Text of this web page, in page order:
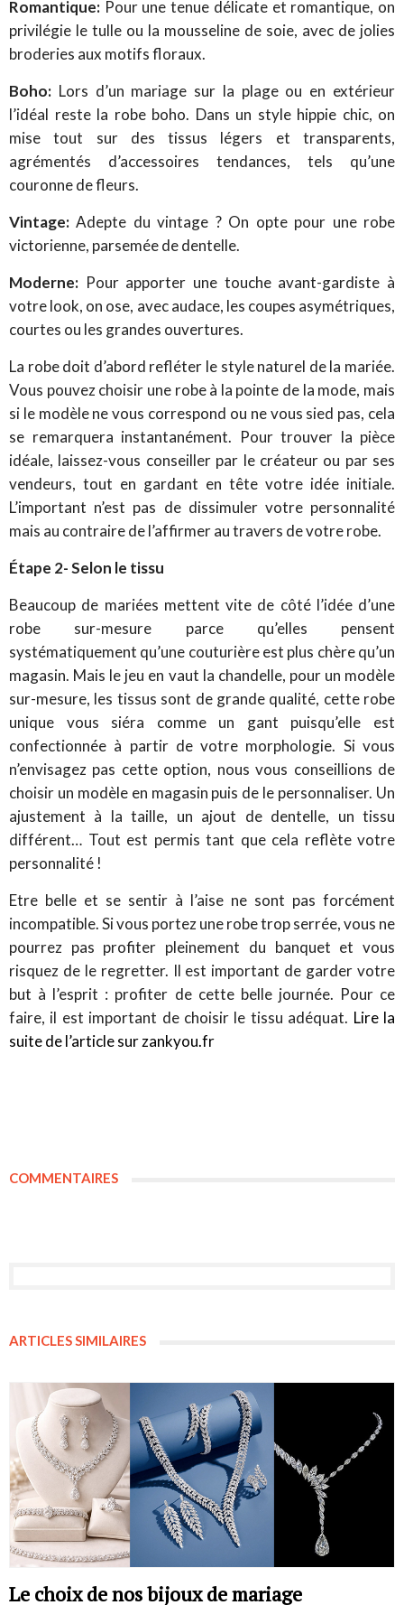
Romantique: Pour une tenue délicate et romantique, on
privilégie le tulle ou la mousseline de soie, avec de jolies
broderies aux motifs floraux.
Boho: Lors d’un mariage sur la plage ou en extérieur
l’idéal reste la robe boho. Dans un style hippie chic, on
mise tout sur des tissus légers et transparents,
agrémentés d’accessoires tendances, tels qu’une
couronne de fleurs.
Vintage: Adepte du vintage ? On opte pour une robe
victorienne, parsemée de dentelle.
Moderne: Pour apporter une touche avant-gardiste à
votre look, on ose, avec audace, les coupes asymétriques,
courtes ou les grandes ouvertures.
La robe doit d’abord refléter le style naturel de la mariée.
Vous pouvez choisir une robe à la pointe de la mode, mais
si le modèle ne vous correspond ou ne vous sied pas, cela
se remarquera instantanément. Pour trouver la pièce
idéale, laissez-vous conseiller par le créateur ou par ses
vendeurs, tout en gardant en tête votre idée initiale.
L’important n’est pas de dissimuler votre personnalité
mais au contraire de l’affirmer au travers de votre robe.
Étape 2- Selon le tissu
Beaucoup de mariées mettent vite de côté l’idée d’une
robe sur-mesure parce qu’elles pensent
systématiquement qu’une couturière est plus chère qu’un
magasin. Mais le jeu en vaut la chandelle, pour un modèle
sur-mesure, les tissus sont de grande qualité, cette robe
unique vous siéra comme un gant puisqu’elle est
confectionnée à partir de votre morphologie. Si vous
n’envisagez pas cette option, nous vous conseillions de
choisir un modèle en magasin puis de le personnaliser. Un
ajustement à la taille, un ajout de dentelle, un tissu
différent… Tout est permis tant que cela reflète votre
personnalité !
Etre belle et se sentir à l’aise ne sont pas forcément
incompatible. Si vous portez une robe trop serrée, vous ne
pourrez pas profiter pleinement du banquet et vous
risquez de le regretter. Il est important de garder votre
but à l’esprit : profiter de cette belle journée. Pour ce
faire, il est important de choisir le tissu adéquat. Lire la
suite de l’article sur zankyou.fr
COMMENTAIRES
ARTICLES SIMILAIRES
Le choix de nos bijoux de mariage